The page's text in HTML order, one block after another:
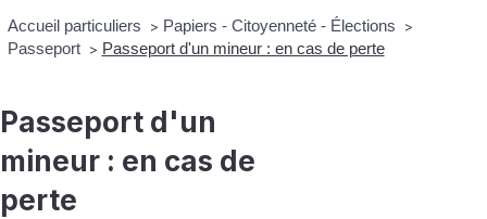
Accueil particuliers > Papiers - Citoyenneté - Élections >
Passeport > Passeport d'un mineur : en cas de perte
Passeport d'un
mineur : en cas de
perte